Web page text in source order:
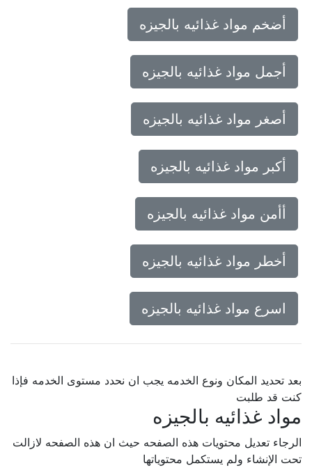
أضخم مواد غذائيه بالجيزه
أجمل مواد غذائيه بالجيزه
أصغر مواد غذائيه بالجيزه
أكبر مواد غذائيه بالجيزه
أأمن مواد غذائيه بالجيزه
أخطر مواد غذائيه بالجيزه
اسرع مواد غذائيه بالجيزه
بعد تحديد المكان ونوع الخدمه يجب ان نحدد مستوى الخدمه فإذا
كنت قد طلبت
مواد غذائيه بالجيزه
الرجاء تعديل محتويات هذه الصفحه حيث ان هذه الصفحه لازالت
تحت الإنشاء ولم يستكمل محتوياتها